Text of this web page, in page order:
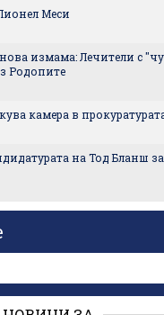
Меси
измама: Лечители с
Родопите
камера в
на Тод Бланш